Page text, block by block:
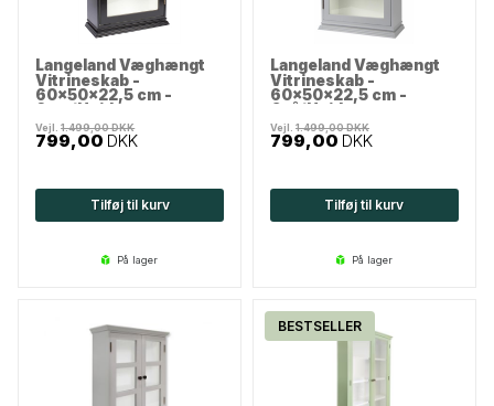
Langeland Væghængt
Vitrineskab -
60x50x22,5 cm -
Sort/Hvid
799,00 DKK
Vejl.1.499,00DKK
Tilføj til kurv
på lager
Langeland Væghængt
Vitrineskab -
60x50x22,5 cm -
Grå/Hvid
799,00 DKK
Vejl. 1.499,00DKK
Tilføj til kurv
på lager
BESTSELLER